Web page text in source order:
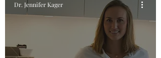
Dr. Jennifer Kager